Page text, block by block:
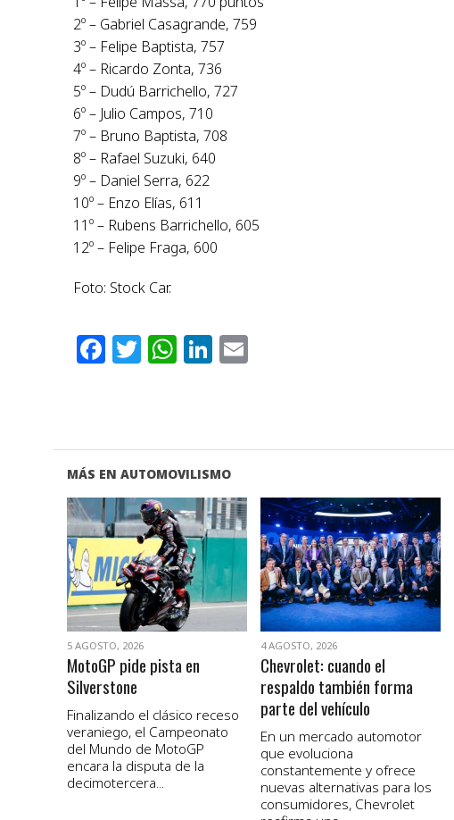
2º – Gabriel Casagrande, 759
3º – Felipe Baptista, 757
4º – Ricardo Zonta, 736
5º – Dudú Barrichello, 727
6º – Julio Campos, 710
7º – Bruno Baptista, 708
8º – Rafael Suzuki, 640
9º – Daniel Serra, 622
10º – Enzo Elías, 611
11º – Rubens Barrichello, 605
12º – Felipe Fraga, 600
Foto: Stock Car.
Facebook
Twitter
WhatsApp
LinkedIn
MÁS EN AUTOMOVILISMO
VER NOTA
5 AGOSTO, 2026
MotoGP pide pista en
Silverstone
Finalizando el clásico receso
veraniego, el Campeonato
del Mundo de MotoGP
encara la disputa de la
decimotercera...
VER NOTA
4 AGOSTO, 2026
Chevrolet: cuando el
respaldo también forma
parte del vehículo
En un mercado automotor
que evoluciona
constantemente y ofrece
nuevas alternativas para los
consumidores, Chevrolet